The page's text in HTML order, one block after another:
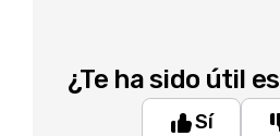
¿Te ha sido útil
Sí